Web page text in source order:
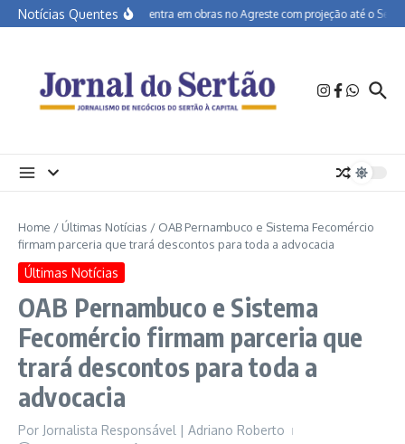
Ir para o conteúdo
Notícias QuentesBR-232 entra em obras no Agreste com projeção até o Sertão
Home / Últimas Notícias / OAB Pernambuco e Sistema Fecomércio
firmam parceria que trará descontos para toda a advocacia
Últimas Notícias
OAB Pernambuco e Sistema
Fecomércio firmam parceria que
trará descontos para toda a
advocacia
Por Jornalista Responsável | Adriano Roberto